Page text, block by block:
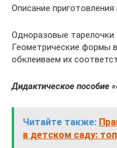
Описание приготовления
Одноразовые тарелочки
Геометрические формы
обклеиваем их
Дидактическое пособие
Читайте также:
в детском саду: